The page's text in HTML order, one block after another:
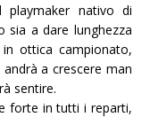
nativo di
sia a dare lunghezza
ottica campionato,
a crescere man
sentire.
forte in tutti i reparti,